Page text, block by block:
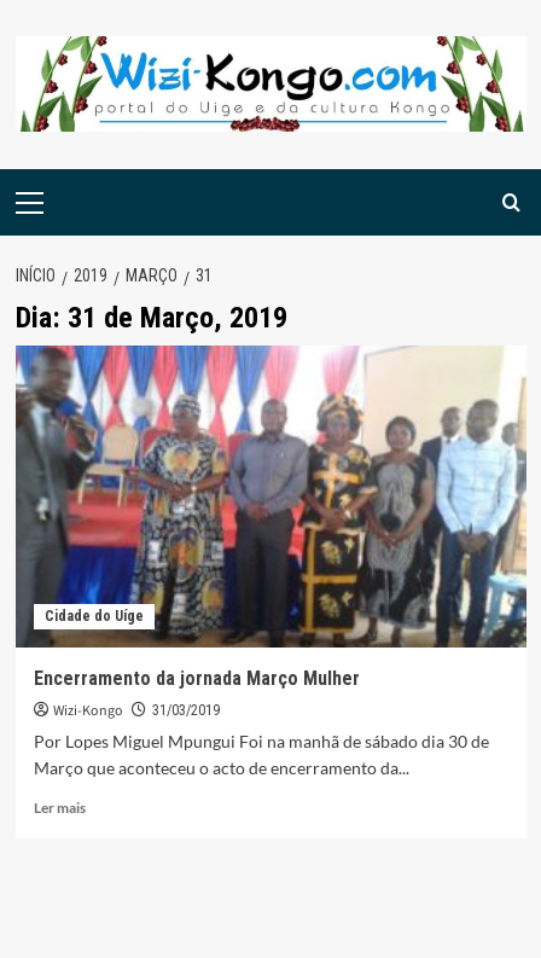
content
Menu
INÍCIO 2019 MARÇO 31
Dia: 31 de Março, 2019
Cidade do Uíge
Encerramento da jornada Março Mulher
Wizi-Kongo 31/03/2019
Por Lopes Miguel Mpungui Foi na manhã de sábado dia 30 de
Março que aconteceu o acto de encerramento da...
Ler maisLeia